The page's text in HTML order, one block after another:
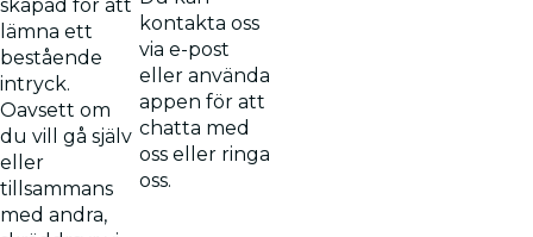
skapad för att
lämna ett
bestående
intryck.
Oavsett om
du vill gå själv
eller
tillsammans
med andra,
kontakta oss
via e-post
eller använda
appen för att
chatta med
oss eller ringa
oss.